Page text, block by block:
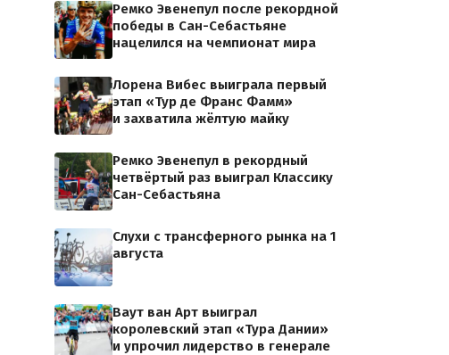
Ремко Эвенепул после рекордной
победы в Сан-Себастьяне
нацелился на чемпионат мира
Лорена Вибес выиграла первый
этап «Тур де Франс Фамм»
и захватила жёлтую майку
Ремко Эвенепул в рекордный
четвёртый раз выиграл Классику
Сан-Себастьяна
Слухи с трансферного рынка на 1
августа
Ваут ван Арт выиграл
королевский этап «Тура Дании»
и упрочил лидерство в генерале